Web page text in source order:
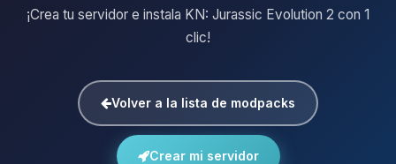
¡Crea tu servidor e instala KN: Jurassic Evolution 2 con 1
clic!
Volver a la lista de modpacks
Crear mi servidor